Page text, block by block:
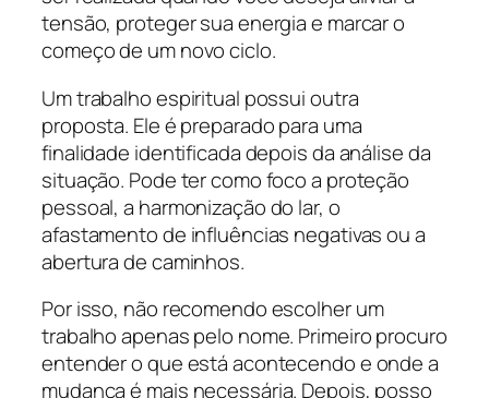
tensão, proteger sua energia e marcar o
começo de um novo ciclo.
Um trabalho espiritual possui outra
proposta. Ele é preparado para uma
finalidade identificada depois da análise da
situação. Pode ter como foco a proteção
pessoal, a harmonização do lar, o
afastamento de influências negativas ou a
abertura de caminhos.
Por isso, não recomendo escolher um
trabalho apenas pelo nome. Primeiro procuro
entender o que está acontecendo e onde a
mudança é mais necessária. Depois, posso